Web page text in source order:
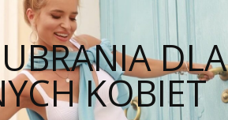
DLA
KOBIET